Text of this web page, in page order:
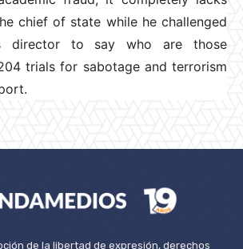
chief of state while he challenged
director to say who are those
trials for sabotage and terrorism
de la libertad de expresión, derechos